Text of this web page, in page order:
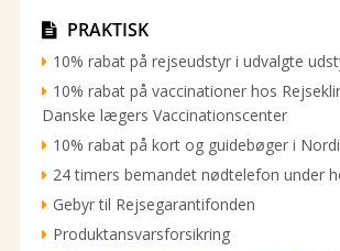
 PRAKTISK
10% rabat på rejseudstyr i udvalgte
10% rabat på vaccinationer hos
Danske lægers Vaccinationscenter
10% rabat på kort og guidebøger i
24 timers bemandet nødtelefon under
Gebyr til Rejsegarantifonden
Produktansvarsforsikring